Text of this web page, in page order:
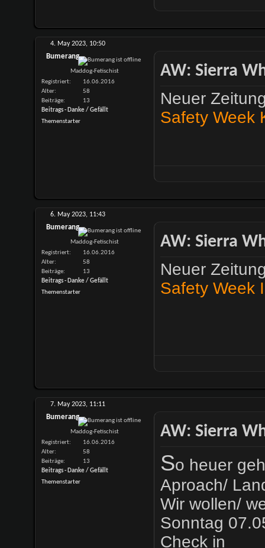
4. May 2023, 10:50
Bumerang
Maddog-Fetischist
Registriert
16.06.2016
Alter
58
Beiträge
13
Beitrags - Danke / Gefällt
Themenstarter
AW: Sierra
Neuer
Safety Week
6. May 2023, 11:43
Bumerang
Maddog-Fetischist
Registriert
16.06.2016
Alter
58
Beiträge
13
Beitrags - Danke / Gefällt
Themenstarter
AW: Sierra
Neuer
Safety Week
7. May 2023, 11:11
Bumerang
Maddog-Fetischist
Registriert
16.06.2016
Alter
58
Beiträge
13
Beitrags - Danke / Gefällt
Themenstarter
AW: Sierra
So heuer
Aproach/
Wir wollen/
Sonntag
Check in